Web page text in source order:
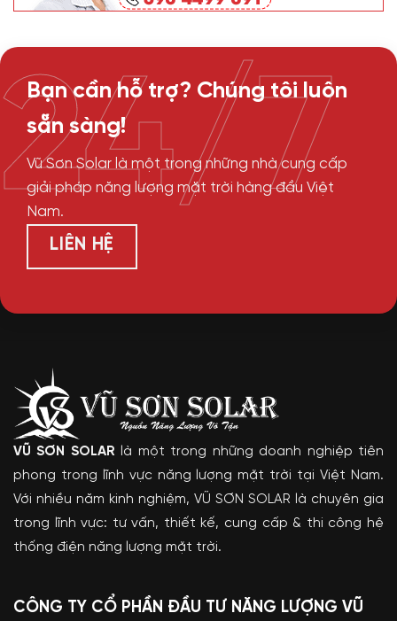
Bạn cần hỗ trợ? Chúng tôi luôn
sẵn sàng!
Vũ Sơn Solar là một trong những nhà cung cấp
giải pháp năng lượng mặt trời hàng đầu Việt
Nam.
LIÊN HỆ
24/7
VŨ SƠN SOLAR là một trong những doanh nghiệp tiên
phong trong lĩnh vực năng lượng mặt trời tại Việt Nam.
Với nhiều năm kinh nghiệm, VŨ SƠN SOLAR là chuyên gia
trong lĩnh vực: tư vấn, thiết kế, cung cấp & thi công hệ
thống điện năng lượng mặt trời.
CÔNG TY CỔ PHẦN ĐẦU TƯ NĂNG LƯỢNG VŨ